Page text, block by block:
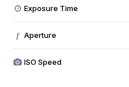
Exposure Time
f Aperture
ISO Speed